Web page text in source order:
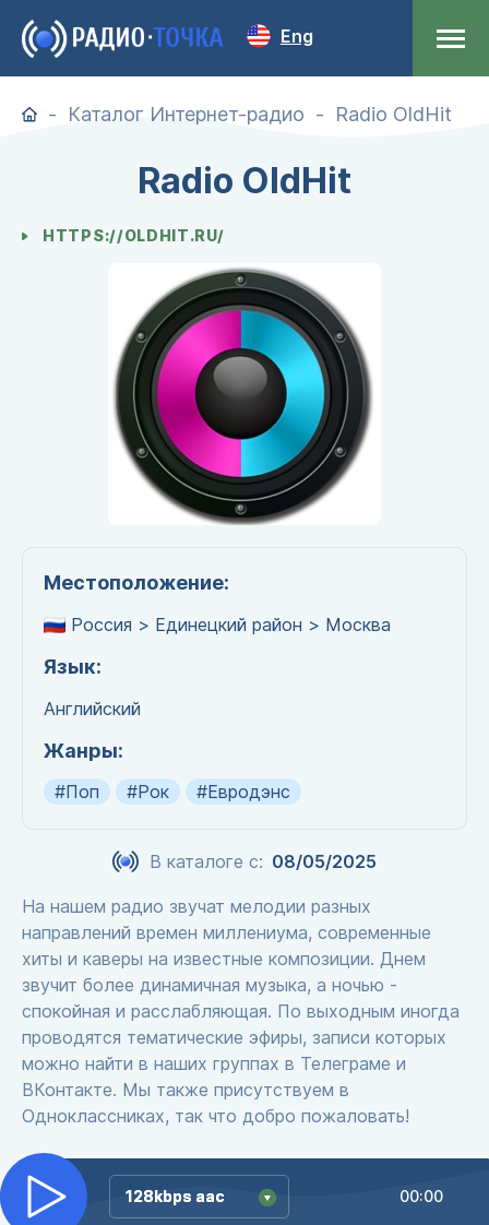
Eng
Каталог Интернет-радио Radio OldHit
Radio OldHit
HTTPS://OLDHIT.RU/
Местоположение:
Россия > Единецкий район > Москва
Язык:
Английский
Жанры:
#Поп #Рок #Евродэнс
В каталоге с: 08/05/2025
На нашем радио звучат мелодии разных
направлений времен миллениума, современные
хиты и каверы на известные композиции. Днем
звучит более динамичная музыка, а ночью -
спокойная и расслабляющая. По выходным иногда
проводятся тематические эфиры, записи которых
можно найти в наших группах в Телеграме и
ВКонтакте. Мы также присутствуем в
Одноклассниках, так что добро пожаловать!
128kbps aac
128kbps aac 00:00